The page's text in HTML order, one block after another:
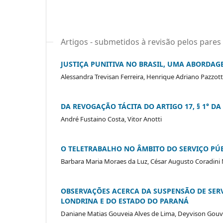
Artigos - submetidos à revisão pelos pares
JUSTIÇA PUNITIVA NO BRASIL, UMA
Alessandra Trevisan Ferreira, Henrique Adriano
DA REVOGAÇÃO TÁCITA DO ARTIGO 17, § 1°
André Fustaino Costa, Vitor Anotti
O TELETRABALHO NO ÂMBITO DO SERVIÇO
Barbara Maria Moraes da Luz, César Augusto
OBSERVAÇÕES ACERCA DA SUSPENSÃO DE
LONDRINA E DO ESTADO DO PARANÁ
Daniane Matias Gouveia Alves de Lima, Deyvison